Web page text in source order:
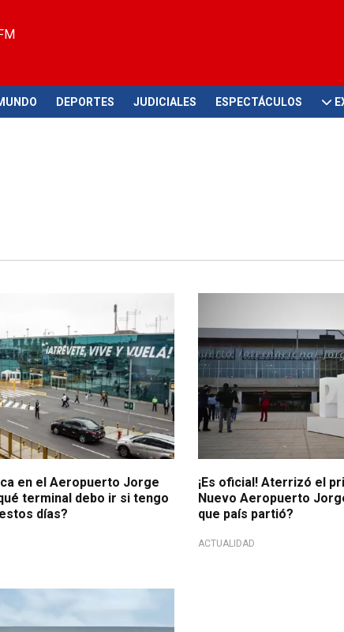
DEPORTES JUDICIALES ESPECTÁCULOS
en el Aeropuerto Jorge
terminal debo ir si tengo
días?
¡Es oficial! Aterrizó el
Nuevo Aeropuerto
que país partió?
ACTUALIDAD